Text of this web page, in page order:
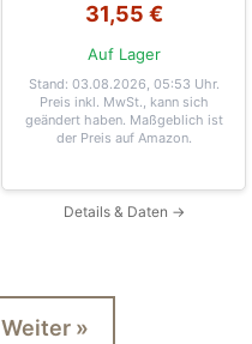
31,55 €
Auf Lager
Stand: 03.08.2026, 05:53 Uhr.
Preis inkl. MwSt., kann sich
geändert haben. Maßgeblich ist
der Preis auf Amazon.
Details & Daten →
Weiter »